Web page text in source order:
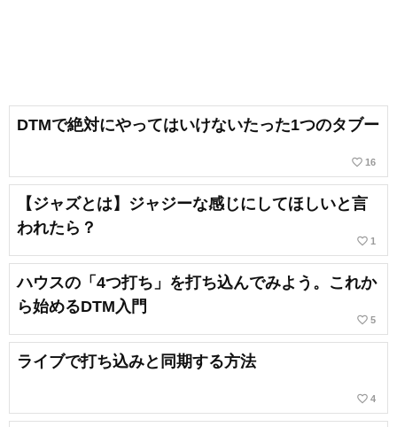
DTMで絶対にやってはいけないたった1つのタブー
favorite_border 16
【ジャズとは】ジャジーな感じにしてほしいと言
われたら？
favorite_border 1
ハウスの「4つ打ち」を打ち込んでみよう。これか
ら始めるDTM入門
favorite_border 5
ライブで打ち込みと同期する方法
favorite_border 4